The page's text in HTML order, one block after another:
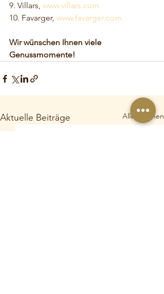
9. Villars, www.villars.com
10. Favarger, www.favarger.com
Wir wünschen Ihnen viele
Genussmomente!
Aktuelle Beiträge Alle ansehen